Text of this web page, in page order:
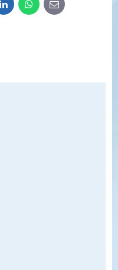
LinkedInWhatsApp
E-
mail